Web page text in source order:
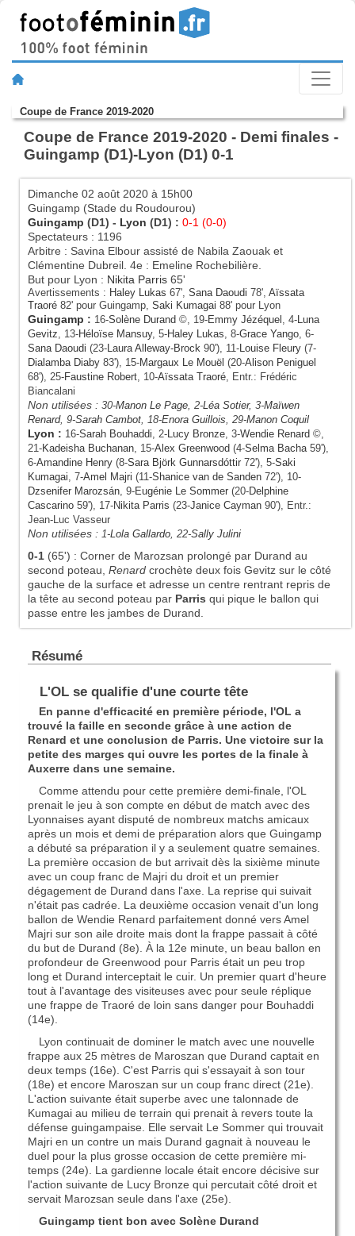
Coupe de France 2019-2020
Coupe de France 2019-2020 - Demi finales -
Guingamp (D1)-Lyon (D1) 0-1
Dimanche 02 août 2020 à 15h00
Guingamp (Stade du Roudourou)
Guingamp (D1) - Lyon (D1) : 0-1 (0-0)
Spectateurs : 1196
Arbitre : Savina Elbour assisté de Nabila Zaouak et
Clémentine Dubreil. 4e : Emeline Rochebilière.
But pour Lyon : Nikita Parris 65'
Avertissements : Haley Lukas 67', Sana Daoudi 78', Aïssata
Traoré 82' pour Guingamp, Saki Kumagai 88' pour Lyon
Guingamp : 16-Solène Durand ©, 19-Emmy Jézéquel , 4-Luna
Gevitz, 13-Héloïse Mansuy, 5-Haley Lukas, 8-Grace Yango, 6-
Sana Daoudi (23-Laura Alleway-Brock 90'), 11-Louise Fleury (7-
Dialamba Diaby 83'), 15-Margaux Le Mouël (20-Alison Peniguel
68'), 25-Faustine Robert, 10-Aïssata Traoré, Entr.: Frédéric
Biancalani
Non utilisées : 30-Manon Le Page, 2-Léa Sotier, 3-Maïwen
Renard, 9-Sarah Cambot, 18-Enora Guillois, 29-Manon Coquil
Lyon : 16-Sarah Bouhaddi, 2-Lucy Bronze, 3-Wendie Renard ©,
21-Kadeisha Buchanan, 15-Alex Greenwood (4-Selma Bacha59'),
6-Amandine Henry (8-Sara Björk Gunnarsdóttir 72'), 5-Saki
Kumagai, 7-Amel Majri (11-Shanice van de Sanden 72'), 10-
Dzsenifer Marozsán, 9-Eugénie Le Sommer (20-Delphine
Cascarino 59'), 17-Nikita Parris (23-Janice Cayman 90'), Entr.:
Jean-Luc Vasseur
Non utilisées : 1-Lola Gallardo, 22-Sally Julini
0-1 (65') : Corner de Marozsan prolongé par Durand au
second poteau, Renard crochète deux fois Gevitz sur le côté
gauche de la surface et adresse un centre rentrant repris de
la tête au second poteau par Parris qui pique le ballon qui
passe entre les jambes de Durand.
Résumé
L'OL se qualifie d'une courte tête
En panne d'efficacité en première période, l'OL a
trouvé la faille en seconde grâce à une action de
Renard et une conclusion de Parris. Une victoire sur la
petite des marges qui ouvre les portes de la finale à
Auxerre dans une semaine.
Comme attendu pour cette première demi-finale, l'OL
prenait le jeu à son compte en début de match avec des
Lyonnaises ayant disputé de nombreux matchs amicaux
après un mois et demi de préparation alors que Guingamp
a débuté sa préparation il y a seulement quatre semaines.
La première occasion de but arrivait dès la sixième minute
avec un coup franc de Majri du droit et un premier
dégagement de Durand dans l'axe. La reprise qui suivait
n'était pas cadrée. La deuxième occasion venait d'un long
ballon de Wendie Renard parfaitement donné vers Amel
Majri sur son aile droite mais dont la frappe passait à côté
du but de Durand (8e). À la 12e minute, un beau ballon en
profondeur de Greenwood pour Parris était un peu trop
long et Durand interceptait le cuir. Un premier quart d'heure
tout à l'avantage des visiteuses avec pour seule réplique
une frappe de Traoré de loin sans danger pour Bouhaddi
(14e).
Lyon continuait de dominer le match avec une nouvelle
frappe aux 25 mètres de Maroszan que Durand captait en
deux temps (16e). C'est Parris qui s'essayait à son tour
(18e) et encore Maroszan sur un coup franc direct (21e).
L'action suivante était superbe avec une talonnade de
Kumagai au milieu de terrain qui prenait à revers toute la
défense guingampaise. Elle servait Le Sommer qui trouvait
Majri en un contre un mais Durand gagnait à nouveau le
duel pour la plus grosse occasion de cette première mi-
temps (24e). La gardienne locale était encore décisive sur
l'action suivante de Lucy Bronze qui percutait côté droit et
servait Marozsan seule dans l'axe (25e).
Guingamp tient bon avec Solène Durand